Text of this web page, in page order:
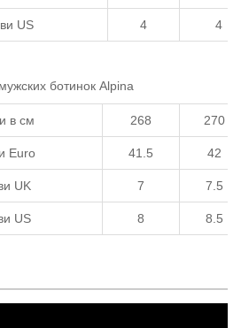
US 4 4
ботинок Alpina
в см 268 270
Euro 41.5 42
UK 7 7.5
US 8 8.5